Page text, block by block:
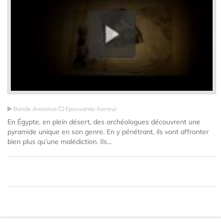
Bande Annonce Epouvante-horreur
En Égypte, en plein désert, des archéologues découvrent une
pyramide unique en son genre. En y pénétrant, ils vont affronter
bien plus qu’une malédiction. Ils...